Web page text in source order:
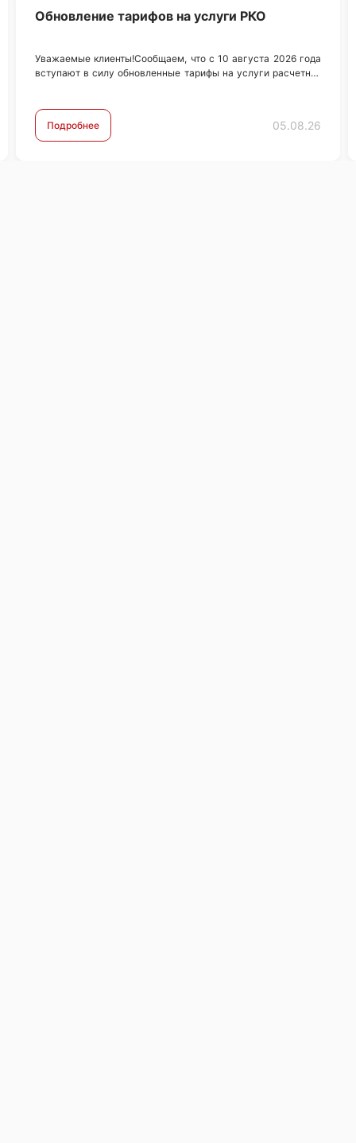
Обновление тарифов на услуги РКО
Уважаемые клиенты!Сообщаем, что с 10 августа 2026 года
вступают в силу обновленные тарифы на услуги расчетно-
Подробнее
05.08.26